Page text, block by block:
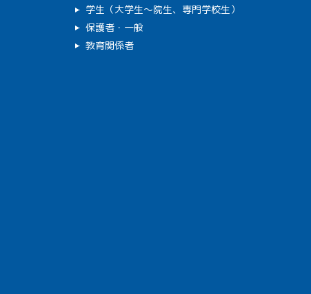
学生（大学生～院生、専門学校生）
保護者・一般
教育関係者